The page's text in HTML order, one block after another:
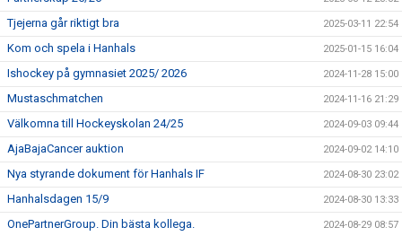
Tjejerna går riktigt bra 2025-03-11 22:54
Kom och spela i Hanhals 2025-01-15 16:04
Ishockey på gymnasiet 2025/ 2026 2024-11-28 15:00
Mustaschmatchen 2024-11-16 21:29
Välkomna till Hockeyskolan 24/25 2024-09-03 09:44
AjaBajaCancer auktion 2024-09-02 14:10
Nya styrande dokument för Hanhals IF 2024-08-30 23:02
Hanhalsdagen 15/9 2024-08-30 13:33
OnePartnerGroup. Din bästa kollega. 2024-08-29 08:57